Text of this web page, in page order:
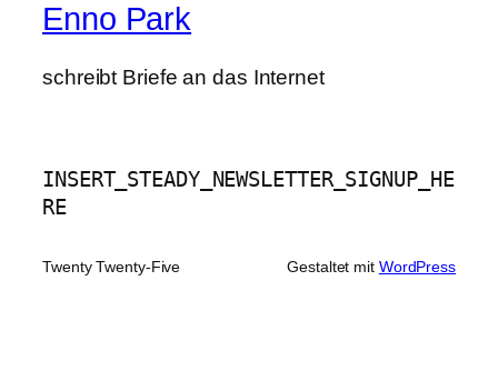
Enno Park
schreibt Briefe an das Internet
INSERT_STEADY_NEWSLETTER_SIGNUP_HE
RE
Twenty Twenty-Five Gestaltet mit WordPress